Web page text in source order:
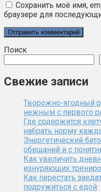
Сохранить моё имя,
браузере для
Поиск
Свежие записи
Творожно-ягодный
нежным с первого
Где содержится
набрать норму
Энергетический
обещаний и с
Как увеличить
изнуряющих
Как перестать
подружиться с едой